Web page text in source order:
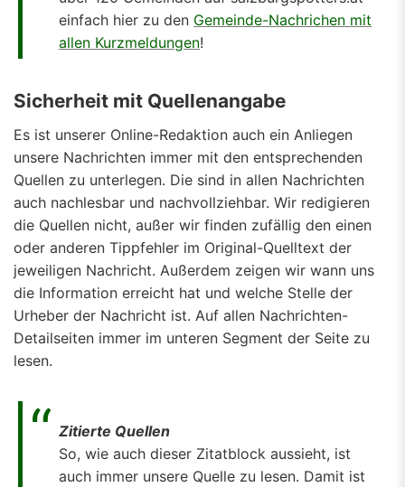
einfach hier zu den Gemeinde-Nachrichen mit
allen Kurzmeldungen!
Sicherheit mit Quellenangabe
Es ist unserer Online-Redaktion auch ein Anliegen
unsere Nachrichten immer mit den entsprechenden
Quellen zu unterlegen. Die sind in allen Nachrichten
auch nachlesbar und nachvollziehbar. Wir redigieren
die Quellen nicht, außer wir finden zufällig den einen
oder anderen Tippfehler im Original-Quelltext der
jeweiligen Nachricht. Außerdem zeigen wir wann uns
die Information erreicht hat und welche Stelle der
Urheber der Nachricht ist. Auf allen Nachrichten-
Detailseiten immer im unteren Segment der Seite zu
lesen.
Zitierte Quellen
So, wie auch dieser Zitatblock aussieht, ist
auch immer unsere Quelle zu lesen. Damit ist